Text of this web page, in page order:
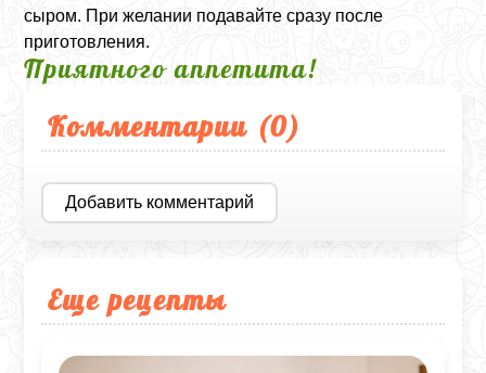
сыром. При желании подавайте сразу после
приготовления.
Приятного аппетита!
Комментарии (0)
Добавить комментарий
Еще рецепты